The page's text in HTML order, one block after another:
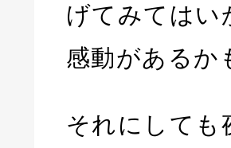
げてみては
感動があるか
それにしても